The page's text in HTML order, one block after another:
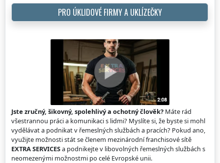
PRO ÚKLIDOVÉ FIRMY A UKLÍZEČKY
Jste zručný, šikovný, spolehlivý a ochotný člověk? Máte rád
všestrannou práci a komunikaci s lidmi? Myslíte si, že byste si mohl
vydělávat a podnikat v řemeslných službách a pracích? Pokud ano,
využijte možnosti stát se členem mezinárodní franchisové sítě
EXTRA SERVICESa podnikejte v libovolných řemeslných službách s
neomezenými možnostmi po celé Evropské unii.